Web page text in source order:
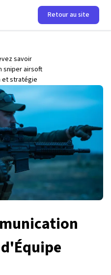
Retour au site
savoir
sniper airsoft
et stratégie